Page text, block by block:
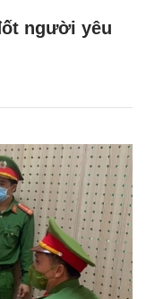
người yêu